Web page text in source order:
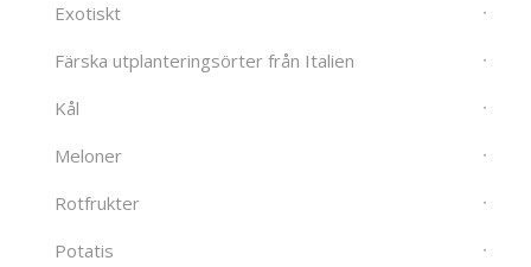
Exotiskt
Färska utplanteringsörter från Italien
Kål
Meloner
Rotfrukter
Potatis